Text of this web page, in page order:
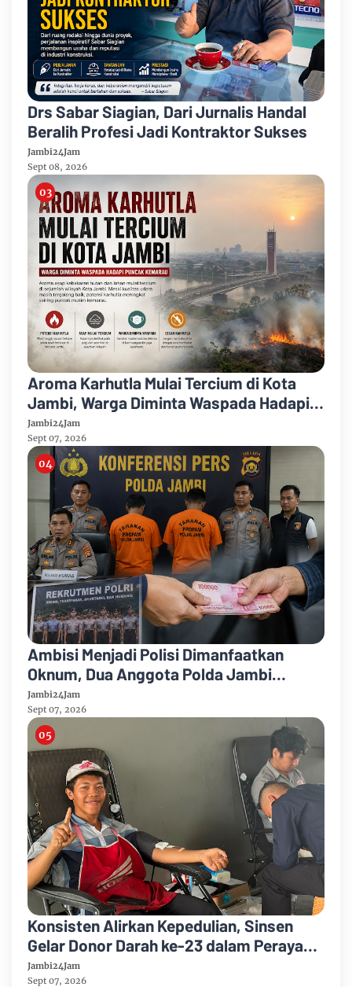
Drs Sabar Siagian, Dari Jurnalis Handal
Beralih Profesi Jadi Kontraktor Sukses
Jambi24Jam
Sept 08, 2026
Aroma Karhutla Mulai Tercium di Kota
Jambi, Warga Diminta Waspada Hadapi
Puncak Kemarau
Jambi24Jam
Sept 07, 2026
Ambisi Menjadi Polisi Dimanfaatkan
Oknum, Dua Anggota Polda Jambi
Diduga Tipu Calon Bintara dengan Janji
Kelulusan
Jambi24Jam
Sept 07, 2026
Konsisten Alirkan Kepedulian, Sinsen
Gelar Donor Darah ke-23 dalam Perayaan
Anniversary Sinsen
Jambi24Jam
Sept 07, 2026